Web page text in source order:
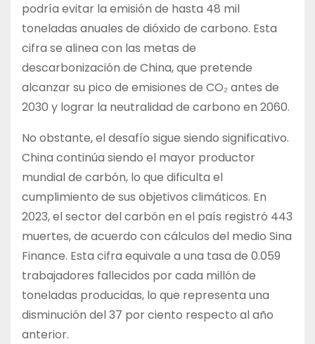
podría evitar la emisión de hasta 48 mil
toneladas anuales de dióxido de carbono. Esta
cifra se alinea con las metas de
descarbonización de China, que pretende
alcanzar su pico de emisiones de CO₂ antes de
2030 y lograr la neutralidad de carbono en 2060.
No obstante, el desafío sigue siendo significativo.
China continúa siendo el mayor productor
mundial de carbón, lo que dificulta el
cumplimiento de sus objetivos climáticos. En
2023, el sector del carbón en el país registró 443
muertes, de acuerdo con cálculos del medio Sina
Finance. Esta cifra equivale a una tasa de 0.059
trabajadores fallecidos por cada millón de
toneladas producidas, lo que representa una
disminución del 37 por ciento respecto al año
anterior.